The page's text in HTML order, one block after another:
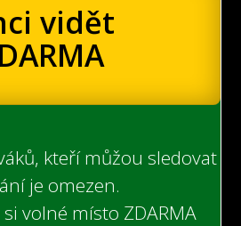
vidět
kteří můžou sledovat
je omezen.
volné místo ZDARMA